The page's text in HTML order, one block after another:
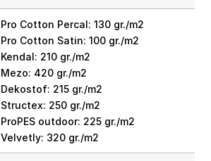
Pro Cotton Percal: 130 gr./m2
Pro Cotton Satin: 100 gr./m2
Kendal: 210 gr./m2
Mezo: 420 gr./m2
Dekostof: 215 gr./m2
Structex: 250 gr./m2
ProPES outdoor: 225 gr./m2
Velvetly: 320 gr./m2